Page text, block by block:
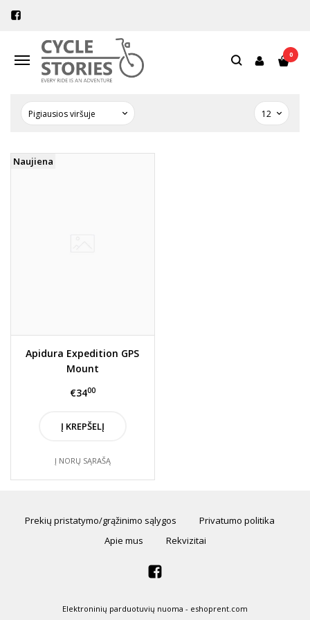
Navigacija
0
PREKIŲ PAIEŠKA - WAHOO
LAIKIKLIS
Pagrindinis Prekių paieška
Naujiena
Apidura Expedition GPS
Mount
€3400
Į KREPŠELĮ
Į NORŲ SĄRAŠĄ
Prekių pristatymo/grąžinimo sąlygos
Privatumo politika
Apie mus
Rekvizitai
Elektroninių parduotuvių nuoma - eshoprent.com